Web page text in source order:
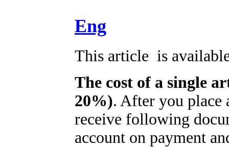
Eng
This article is
The cost of a single
20%). After you
receive following
account on payment